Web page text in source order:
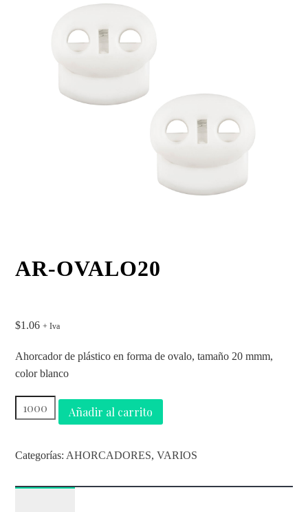
AR-OVALO20
$1.06 + Iva
Ahorcador de plástico en forma de ovalo, tamaño 20 mmm,
color blanco
Añadir al carrito
Categorías: AHORCADORES,VARIOS